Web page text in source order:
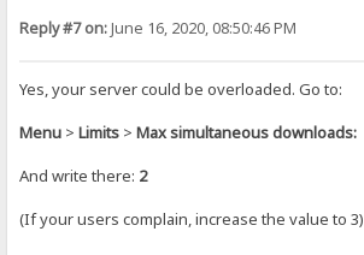
Reply #7 on:June 16, 2020, 08:50:46 PM
Yes, your server could be overloaded. Go to:
Menu >Limits >Max simultaneous downloads:
And write there: 2
(If your users complain, increase the value to 3)